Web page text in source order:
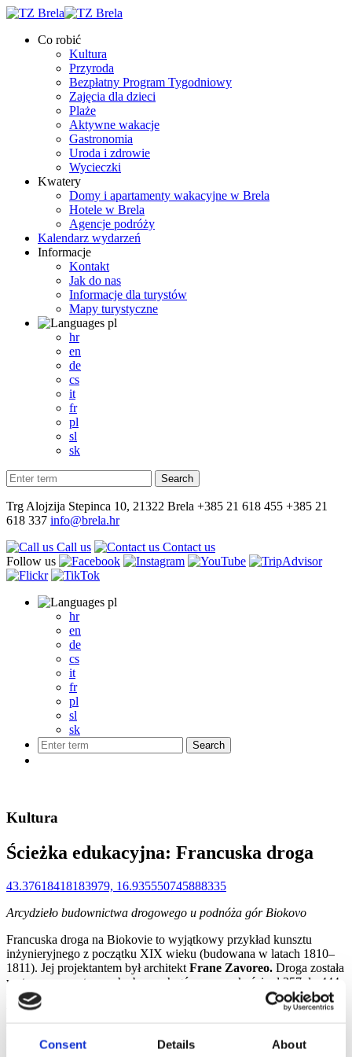
Consent Details About
Co robić
Kultura
Przyroda
Bezpłatny Program Tygodniowy
Zajęcia dla dzieci
Plaże
Aktywne wakacje
Gastronomia
Uroda i zdrowie
Wycieczki
Kwatery
Domy i apartamenty wakacyjne w Brela
Hotele w Brela
Agencje podróży
Kalendarz wydarzeń
Informacje
Kontakt
Jak do nas
Informacje dla turystów
Mapy turystyczne
pl
hr
en
de
cs
it
fr
pl
sl
sk
Trg Alojzija Stepinca 10, 21322 Brela +385 21 618 455 +385 21
618 337 info@brela.hr
Call us
Contact us
Follow us
pl
hr
en
de
cs
it
fr
pl
sl
sk
Kultura
Ścieżka edukacyjna: Francuska droga
43.37618418183979, 16.935550745888335
Arcydzieło budownictwa drogowego u podnóża gór Biokovo
Francuska droga na Biokovie to wyjątkowy przykład kunsztu
inżynieryjnego z początku XIX wieku (budowana w latach 1810–
1811). Jej projektantem był architekt Frane Zavoreo. Droga została
wytyczona na stromych zboczach gór na wysokości od 357 do 444
m n.p.m. Nachylenie trasy nie przekracza 6%, co miało zapewnić
wysoki komfort podczas jazdy wozem konnym, jazdy wierzchem
Ponieważ droga nigdy nie została ukończona, do dziś można na niej